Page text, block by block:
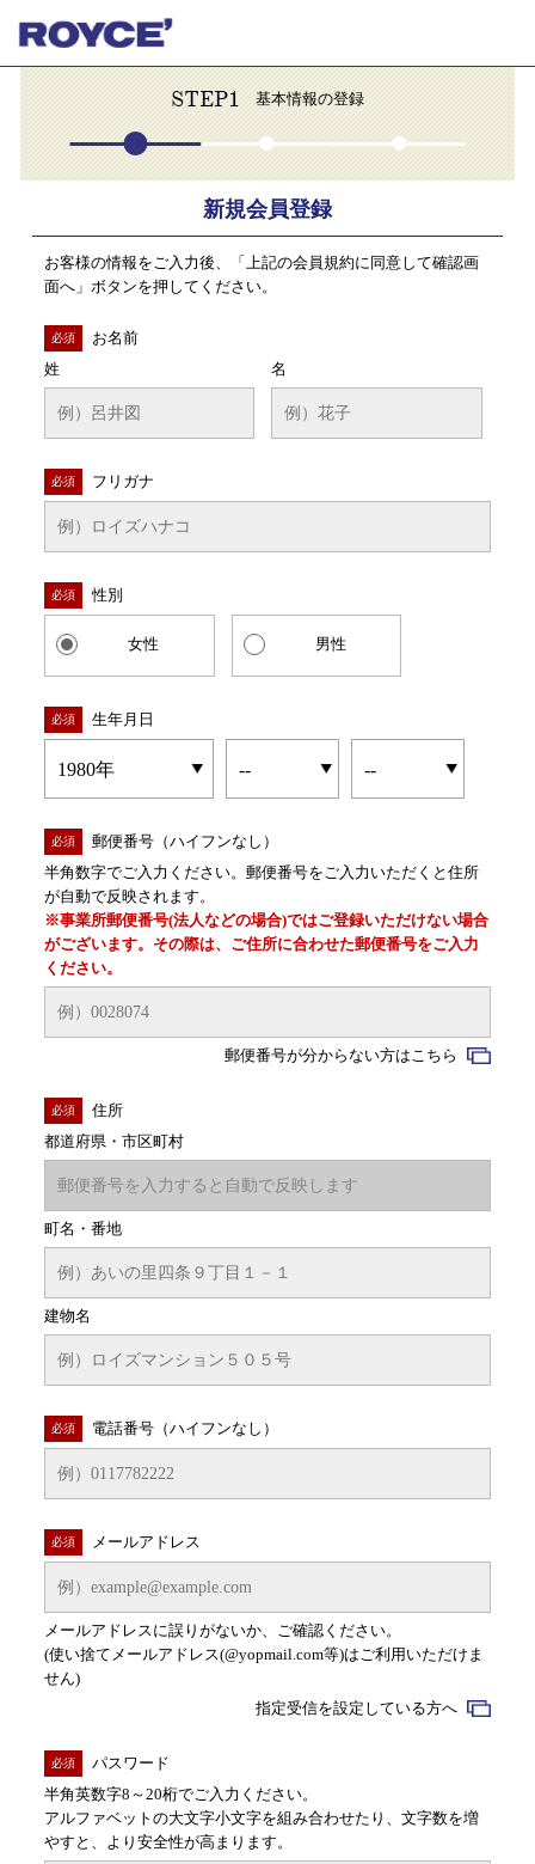
STEP1 基本情報の登録
新規会員登録
お客様の情報をご入力後、「上記の会員規約に同意して確認画
面へ」ボタンを押してください。
必須
お名前
姓
名
必須 フリガナ
必須 性別
女性 男性
必須 生年月日
必須
郵便番号（ハイフンなし）
半角数字でご入力ください。郵便番号をご入力いただくと住所
が自動で反映されます。
※事業所郵便番号(法人などの場合)ではご登録いただけない場合
がございます。その際は、ご住所に合わせた郵便番号をご入力
ください。
郵便番号が分からない方はこちら
必須
住所
都道府県・市区町村
町名・番地
建物名
必須 電話番号（ハイフンなし）
必須 メールアドレス
メールアドレスに誤りがないか、ご確認ください。
(使い捨てメールアドレス(@yopmail.com等)はご利用いただけま
せん)
指定受信を設定している方へ
必須
パスワード
半角英数字8～20桁でご入力ください。
アルファベットの大文字小文字を組み合わせたり、文字数を増
やすと、より安全性が高まります。